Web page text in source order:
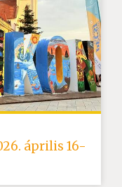
április 16-